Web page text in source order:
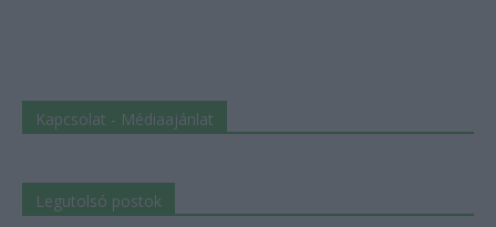
Kapcsolat - Médiaajánlat
Legutolsó postok